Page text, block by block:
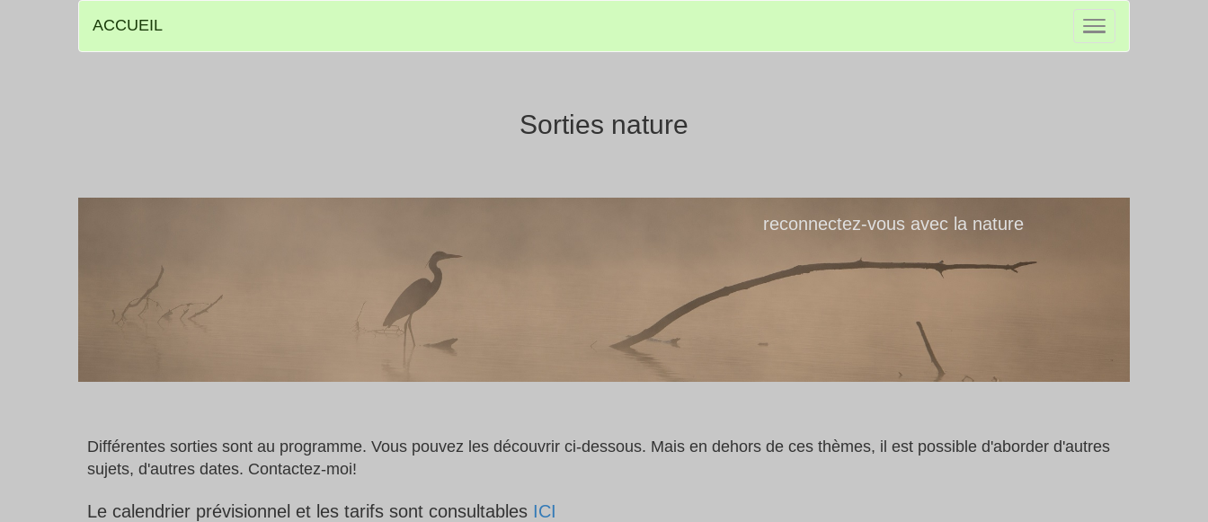
ACCUEIL
Sorties nature
reconnectez-vous avec la nature
Différentes sorties sont au programme. Vous pouvez les découvrir ci-dessous. Mais en dehors de ces thèmes, il est possible d'aborder d'autres
sujets, d'autres dates. Contactez-moi!
Le calendrier prévisionnel et les tarifs sont consultables ICI